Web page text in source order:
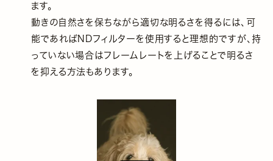
ます。
動きの自然さを保ちながら適切な明るさを得るには、可
能であればNDフィルターを使用すると理想的ですが、持
っていない場合はフレームレートを上げることで明るさ
を抑える方法もあります。